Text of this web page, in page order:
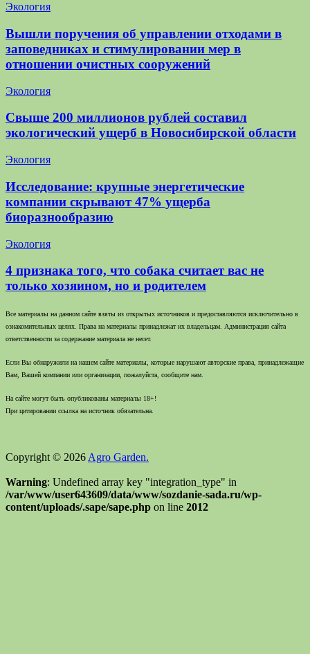
Экология
Вышли поручения об управлении отходами в
заповедниках и стимулировании мер в
отношении очистных сооружений
Экология
Свыше 200 миллионов рублей составил
экологический ущерб в Новосибирской области
Экология
Исследование: крупные энергетические
компании скрывают 47% ущерба
биоразнообразию
Экология
4 признака того, что собака считает вас не
только хозяином, но и родителем
Все материалы на данном сайте взяты из открытых источников и предоставляются исключительно в
ознакомительных целях. Права на материалы принадлежат их владельцам. Администрация сайта
ответственности за содержание материала не несет.
Если Вы обнаружили на нашем сайте материалы, которые нарушают авторские права, принадлежащие
Вам, Вашей компании или организации, пожалуйста, сообщите нам.
На сайте могут быть опубликованы материалы 18+!
При цитировании ссылка на источник обязательна.
Copyright © 2026 Agro Garden.
Warning: Undefined array key "integration_type" in
/var/www/user643609/data/www/sozdanie-sada.ru/wp-
content/uploads/.sape/sape.php on line 2012